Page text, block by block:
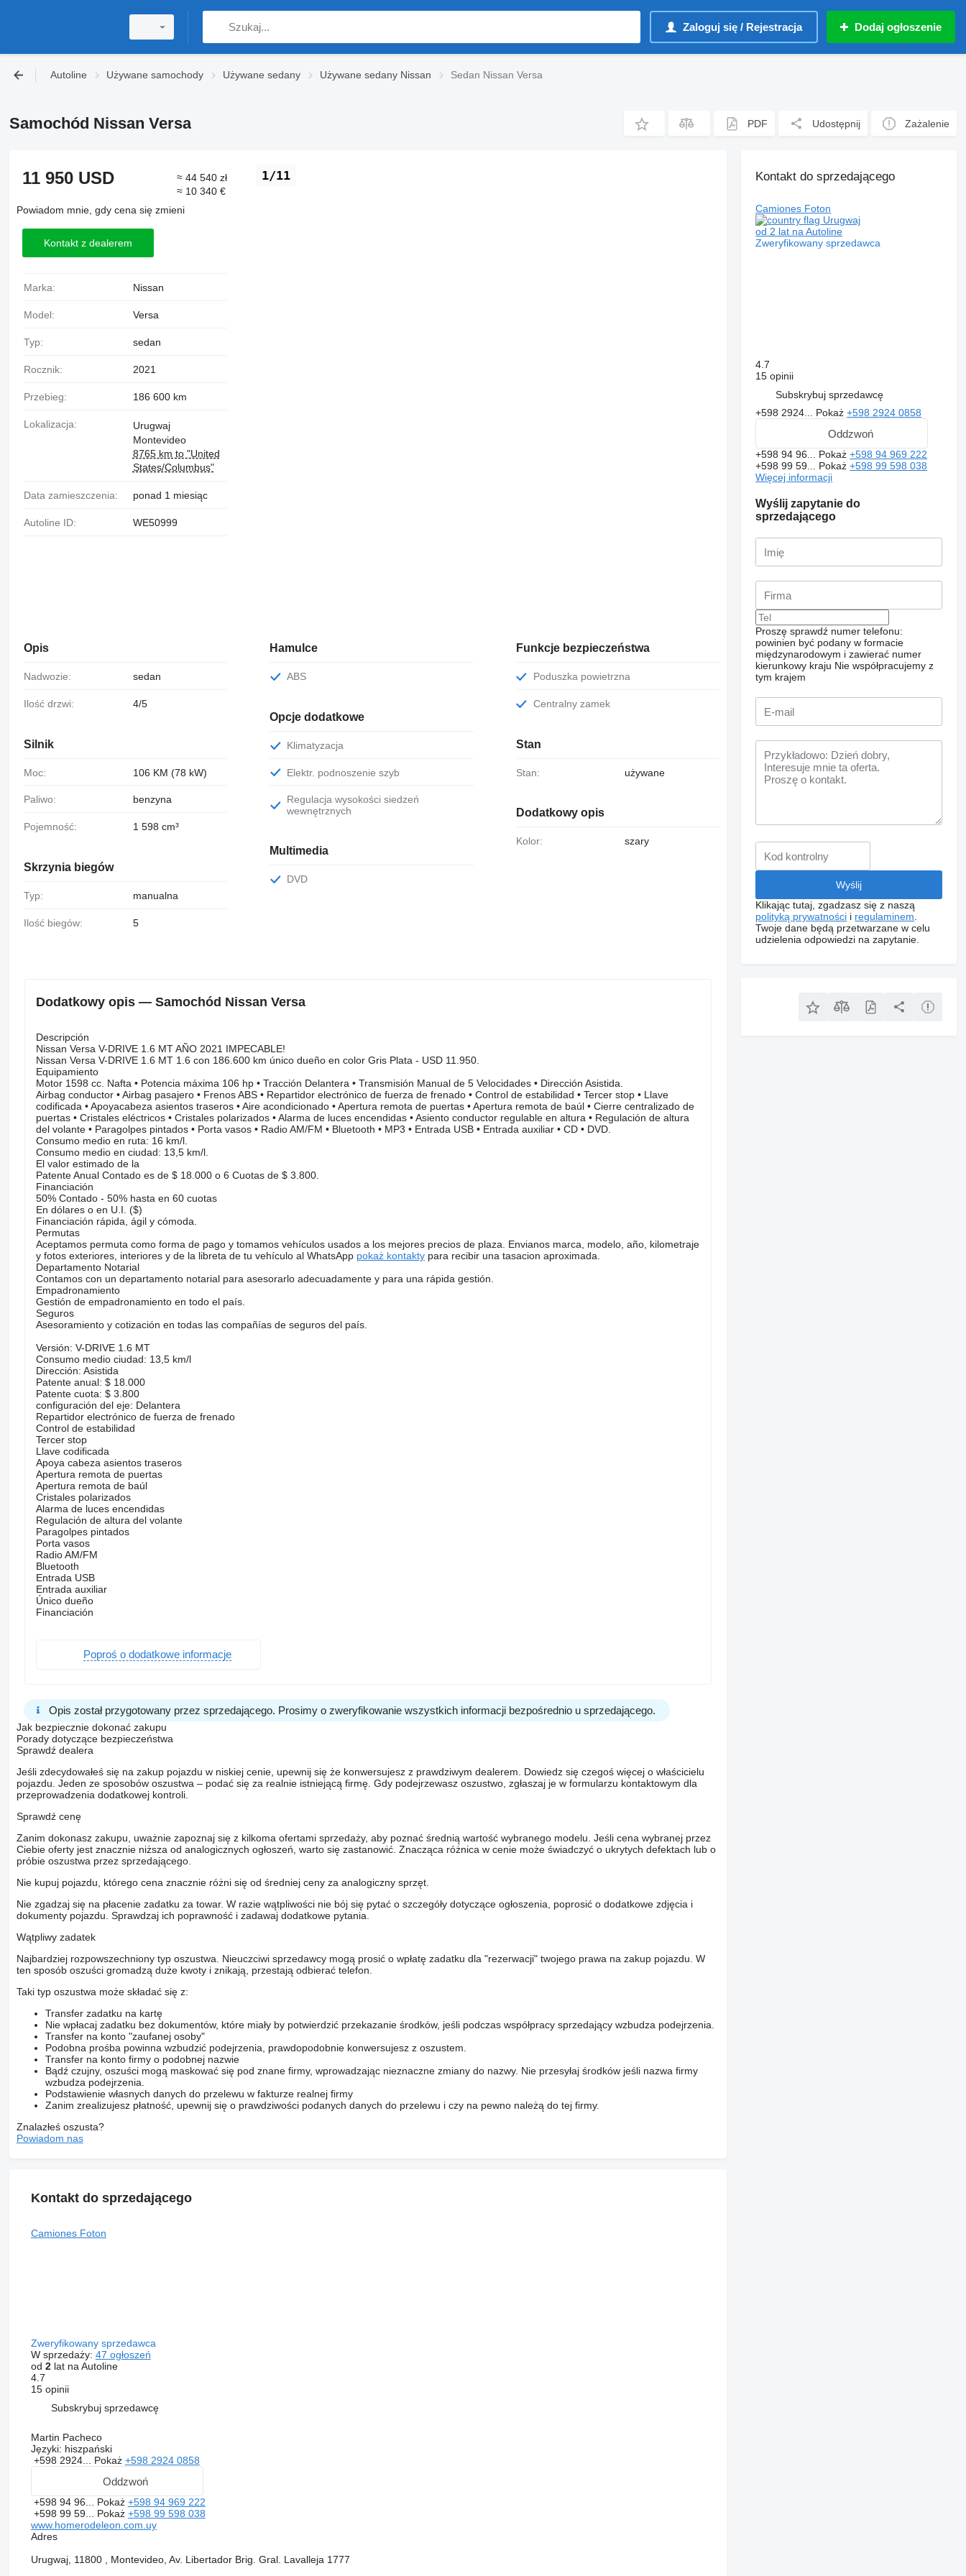
Zaloguj się / Rejestracja Dodaj ogłoszenie
Autoline Używane samochody Używane sedany Używane sedany Nissan Sedan Nissan Versa
Samochód Nissan Versa PDF Udostępnij Zażalenie
1/11
11 950 USD
≈ 44 540 zł
≈ 10 340 €
Powiadom mnie, gdy cena się zmieni
Kontakt z dealerem
Marka: Nissan
Model: Versa
Typ: sedan
Rocznik: 2021
Przebieg: 186 600 km
Lokalizacja:
Urugwaj
Montevideo
8765 km to "United
States/Columbus"
Data zamieszczenia: ponad 1 miesiąc
Autoline ID: WE50999
Opis
Nadwozie: sedan
Ilość drzwi: 4/5
Silnik
Moc: 106 KM (78 kW)
Paliwo: benzyna
Pojemność: 1 598 cm³
Skrzynia biegów
Typ: manualna
Ilość biegów: 5
Hamulce
ABS
Opcje dodatkowe
Klimatyzacja
Elektr. podnoszenie szyb
Regulacja wysokości siedzeń
wewnętrznych
Multimedia
DVD
Funkcje bezpieczeństwa
Poduszka powietrzna
Centralny zamek
Stan
Stan: używane
Dodatkowy opis
Kolor: szary
Dodatkowy opis — Samochód Nissan Versa
Descripción
Nissan Versa V-DRIVE 1.6 MT AÑO 2021 IMPECABLE!
Nissan Versa V-DRIVE 1.6 MT 1.6 con 186.600 km único dueño en color Gris Plata - USD 11.950.
Equipamiento
Motor 1598 cc. Nafta • Potencia máxima 106 hp • Tracción Delantera • Transmisión Manual de 5 Velocidades • Dirección Asistida.
Airbag conductor • Airbag pasajero • Frenos ABS • Repartidor electrónico de fuerza de frenado • Control de estabilidad • Tercer stop • Llave
codificada • Apoyacabeza asientos traseros • Aire acondicionado • Apertura remota de puertas • Apertura remota de baúl • Cierre centralizado de
puertas • Cristales eléctricos • Cristales polarizados • Alarma de luces encendidas • Asiento conductor regulable en altura • Regulación de altura
del volante • Paragolpes pintados • Porta vasos • Radio AM/FM • Bluetooth • MP3 • Entrada USB • Entrada auxiliar • CD • DVD.
Consumo medio en ruta: 16 km/l.
Consumo medio en ciudad: 13,5 km/l.
El valor estimado de la
Patente Anual Contado es de $ 18.000 o 6 Cuotas de $ 3.800.
Financiación
50% Contado - 50% hasta en 60 cuotas
En dólares o en U.I. ($)
Financiación rápida, ágil y cómoda.
Permutas
Aceptamos permuta como forma de pago y tomamos vehículos usados a los mejores precios de plaza. Envianos marca, modelo, año, kilometraje
y fotos exteriores, interiores y de la libreta de tu vehículo al WhatsApp pokaż kontaktypara recibir una tasacion aproximada.
Departamento Notarial
Contamos con un departamento notarial para asesorarlo adecuadamente y para una rápida gestión.
Empadronamiento
Gestión de empadronamiento en todo el país.
Seguros
Asesoramiento y cotización en todas las compañías de seguros del país.
Versión: V-DRIVE 1.6 MT
Consumo medio ciudad: 13,5 km/l
Dirección: Asistida
Patente anual: $ 18.000
Patente cuota: $ 3.800
configuración del eje: Delantera
Repartidor electrónico de fuerza de frenado
Control de estabilidad
Tercer stop
Llave codificada
Apoya cabeza asientos traseros
Apertura remota de puertas
Apertura remota de baúl
Cristales polarizados
Alarma de luces encendidas
Regulación de altura del volante
Paragolpes pintados
Porta vasos
Radio AM/FM
Bluetooth
Entrada USB
Entrada auxiliar
Único dueño
Financiación
Poproś o dodatkowe informacje
Opis został przygotowany przez sprzedającego. Prosimy o zweryfikowanie wszystkich informacji bezpośrednio u sprzedającego.
Jak bezpiecznie dokonać zakupu
Porady dotyczące bezpieczeństwa
Sprawdź dealera
Jeśli zdecydowałeś się na zakup pojazdu w niskiej cenie, upewnij się że konwersujesz z prawdziwym dealerem. Dowiedz się czegoś więcej o właścicielu
pojazdu. Jeden ze sposobów oszustwa – podać się za realnie istniejącą firmę. Gdy podejrzewasz oszustwo, zgłaszaj je w formularzu kontaktowym dla
przeprowadzenia dodatkowej kontroli.
Sprawdź cenę
Zanim dokonasz zakupu, uważnie zapoznaj się z kilkoma ofertami sprzedaży, aby poznać średnią wartość wybranego modelu. Jeśli cena wybranej przez
Ciebie oferty jest znacznie niższa od analogicznych ogłoszeń, warto się zastanowić. Znacząca różnica w cenie może świadczyć o ukrytych defektach lub o
próbie oszustwa przez sprzedającego.
Nie kupuj pojazdu, którego cena znacznie różni się od średniej ceny za analogiczny sprzęt.
Nie zgadzaj się na płacenie zadatku za towar. W razie wątpliwości nie bój się pytać o szczegóły dotyczące ogłoszenia, poprosić o dodatkowe zdjęcia i
dokumenty pojazdu. Sprawdzaj ich poprawność i zadawaj dodatkowe pytania.
Wątpliwy zadatek
Najbardziej rozpowszechniony typ oszustwa. Nieuczciwi sprzedawcy mogą prosić o wpłatę zadatku dla "rezerwacji" twojego prawa na zakup pojazdu. W
ten sposób oszuści gromadzą duże kwoty i znikają, przestają odbierać telefon.
Taki typ oszustwa może składać się z:
Transfer zadatku na kartę
Nie wpłacaj zadatku bez dokumentów, które miały by potwierdzić przekazanie środków, jeśli podczas współpracy sprzedający wzbudza podejrzenia.
Transfer na konto "zaufanej osoby"
Podobna prośba powinna wzbudzić podejrzenia, prawdopodobnie konwersujesz z oszustem.
Transfer na konto firmy o podobnej nazwie
Bądź czujny, oszuści mogą maskować się pod znane firmy, wprowadzając nieznaczne zmiany do nazwy. Nie przesyłaj środków jeśli nazwa firmy
wzbudza podejrzenia.
Podstawienie własnych danych do przelewu w fakturze realnej firmy
Zanim zrealizujesz płatność, upewnij się o prawdziwości podanych danych do przelewu i czy na pewno należą do tej firmy.
Znalazłeś oszusta?
Powiadom nas
Kontakt do sprzedającego
Camiones Foton
Zweryfikowany sprzedawca
W sprzedaży: 47 ogłoszeń
od 2lat na Autoline
4.7
15 opinii
Subskrybuj sprzedawcę
Martin Pacheco
Języki: hiszpański
+598 2924... Pokaż +598 2924 0858
Oddzwoń
+598 94 96... Pokaż +598 94 969 222
+598 99 59... Pokaż +598 99 598 038
www.homerodeleon.com.uy
Adres
Urugwaj, 11800 , Montevideo, Av. Libertador Brig. Gral. Lavalleja 1777
Kontakt do sprzedającego
Camiones Foton
Urugwaj
od 2 lat na Autoline
Zweryfikowany sprzedawca
4.7
15 opinii
Subskrybuj sprzedawcę
+598 2924... Pokaż+598 2924 0858
Oddzwoń
+598 94 96... Pokaż+598 94 969 222
+598 99 59... Pokaż+598 99 598 038
Więcej informacji
Wyślij zapytanie do
sprzedającego
Proszę sprawdź numer telefonu:
powinien być podany w formacie
międzynarodowym i zawierać numer
kierunkowy kraju Nie współpracujemy z
tym krajem
Klikając tutaj, zgadzasz się z naszą
polityką prywatności i regulaminem
Twoje dane będą przetwarzane w celu
udzielenia odpowiedzi na zapytanie.